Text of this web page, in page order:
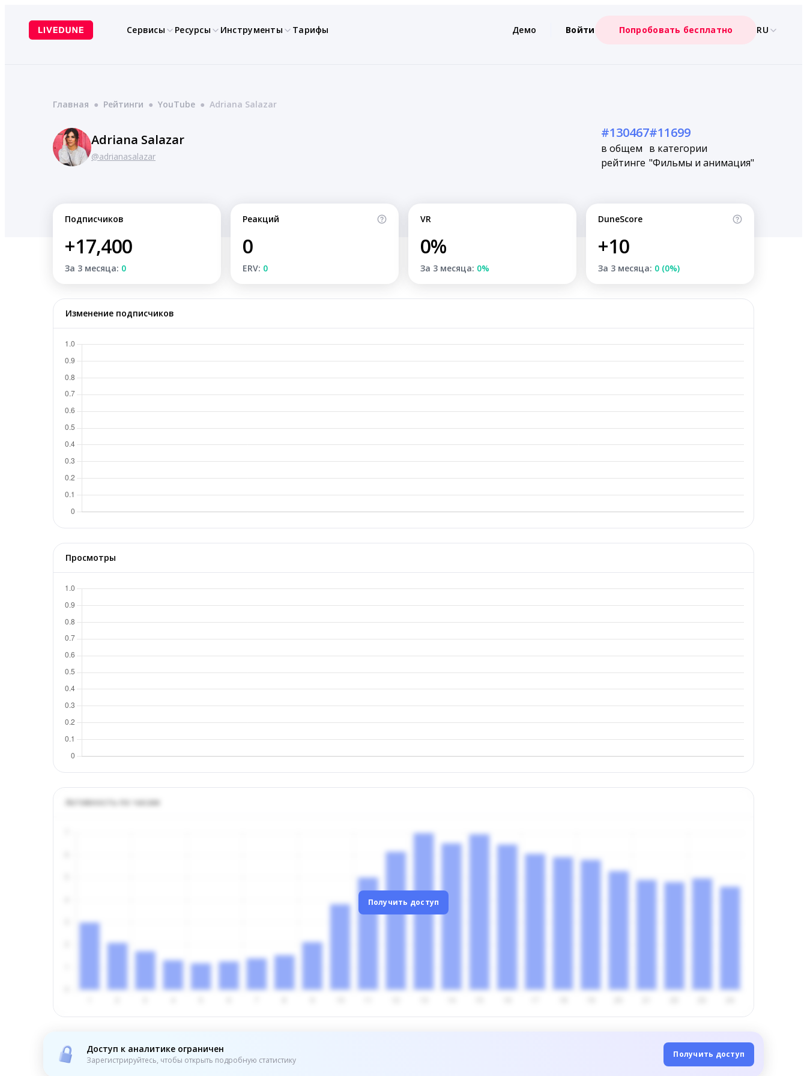
содержимому
Сервисы Ресурсы Инструменты Тарифы Демо Войти Попробовать бесплатно RU
Главная ● Рейтинги ● YouTube ● Adriana Salazar
Adriana Salazar
@adrianasalazar
#130467
в общем
рейтинге
#11699
в категории
"Фильмы и анимация"
Подписчиков
+17,400
За 3 месяца: 0
Реакций
0
ERV: 0
VR
0%
За 3 месяца: 0%
DuneScore
+10
За 3 месяца: 0 (0%)
Изменение подписчиков
Просмотры
Активность по часам
Получить доступ
Доступ к аналитике ограничен
Зарегистрируйтесь, чтобы открыть подробную статистику
Получить доступ